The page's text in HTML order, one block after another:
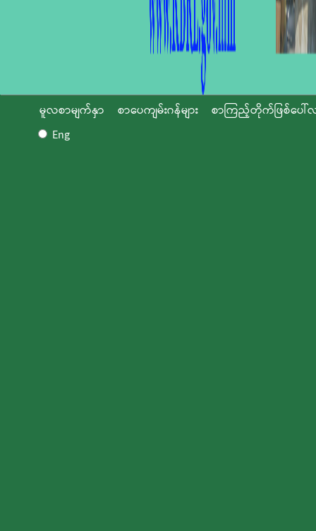
မူလစာမျက်နှာ စာပေကျမ်းဂန်များ
စာကြည့်တိုက်ဖြစ်ပေါ်
Eng